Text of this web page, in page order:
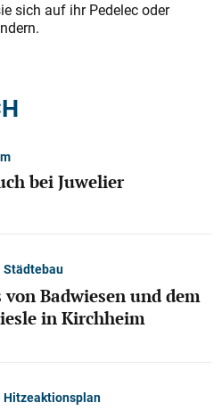
sich auf ihr Pedelec oder
bei Juwelier
Städtebau
von Badwiesen und dem
in Kirchheim
Hitzeaktionsplan